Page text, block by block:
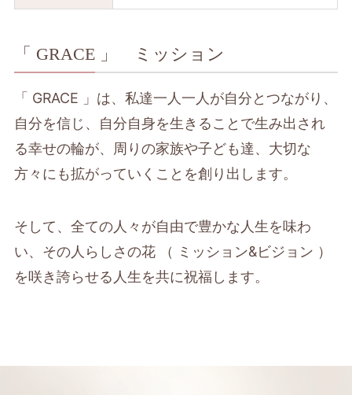
「 GRACE 」 ミッション
「 GRACE 」は、私達一人一人が自分とつながり、
自分を信じ、自分自身を生きることで生み出され
る幸せの輪が、周りの家族や子ども達、大切な
方々にも拡がっていくことを創り出します。
そして、全ての人々が自由で豊かな人生を味わ
い、その人らしさの花 （ ミッション&ビジョン ）
を咲き誇らせる人生を共に祝福します。